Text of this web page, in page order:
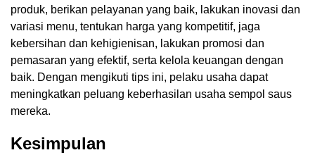
produk, berikan pelayanan yang baik, lakukan inovasi dan
variasi menu, tentukan harga yang kompetitif, jaga
kebersihan dan kehigienisan, lakukan promosi dan
pemasaran yang efektif, serta kelola keuangan dengan
baik. Dengan mengikuti tips ini, pelaku usaha dapat
meningkatkan peluang keberhasilan usaha sempol saus
mereka.
Kesimpulan